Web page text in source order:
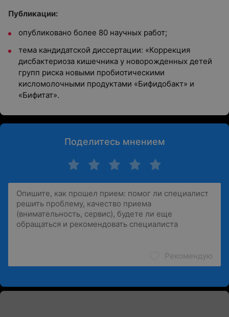
Публикации:
опубликовано более 80 научных работ;
тема кандидатской диссертации: «Коррекция
дисбактериоза кишечника у новорожденных детей
групп риска новыми пробиотическими
кисломолочными продуктами «Бифидобакт» и
«Бифитат».
Поделитесь мнением
Рекомендую